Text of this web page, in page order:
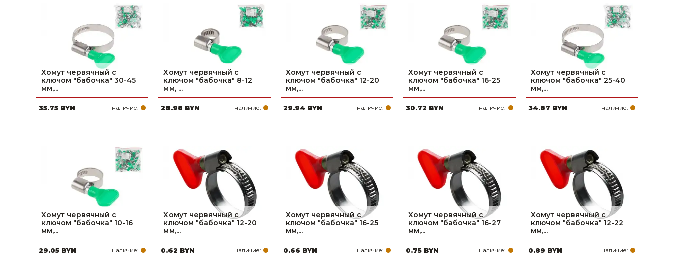
Строительное оборудование
Садовая техника, оснастка и принадлежности
Сварочное оборудование и материалы
Средства индивидуальной защиты и спецодежда
Хранение инструмента (ящики, сумки, пояса, тележки)
Хозтовары
Очистители (мойки) высокого давления
Масла и смазки
Крепеж и фурнитура
Ручной инструмент
Строительные и отделочные материалы
Садовый инструмент, вазоны, горшки и кашпо, теплицы, парники
Автоклавы. Дистилляторы
Дистилляторы
Ниппельные поилки для
Чашечные кормушки
Чашечные поилки
Хомут червячный с
ключом "бабочка" 30-45
мм,...
35.75 BYN наличие:
Хомут червячный с
ключом "бабочка" 8-12
мм, ...
28.98 BYN наличие:
Хомут червячный с
ключом "бабочка" 12-20
мм,...
29.94 BYN наличие:
Хомут червячный с
ключом "бабочка" 16-25
мм,...
30.72 BYN наличие:
Хомут червячный с
ключом "бабочка" 25-40
мм,...
34.87 BYN наличие:
Хомут червячный с
ключом "бабочка" 10-16
мм,...
29.05 BYN наличие:
Хомут червячный с
ключом "бабочка" 12-20
мм,...
0.62 BYN наличие:
Хомут червячный с
ключом "бабочка" 16-25
мм,...
0.66 BYN наличие:
Хомут червячный с
ключом "бабочка" 16-27
мм,...
0.75 BYN наличие:
Хомут червячный с
ключом "бабочка" 12-22
мм,...
0.89 BYN наличие: